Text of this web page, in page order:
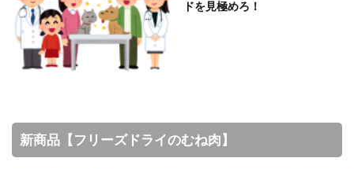
ドを見極めろ！
新商品【フリーズドライのむね肉】